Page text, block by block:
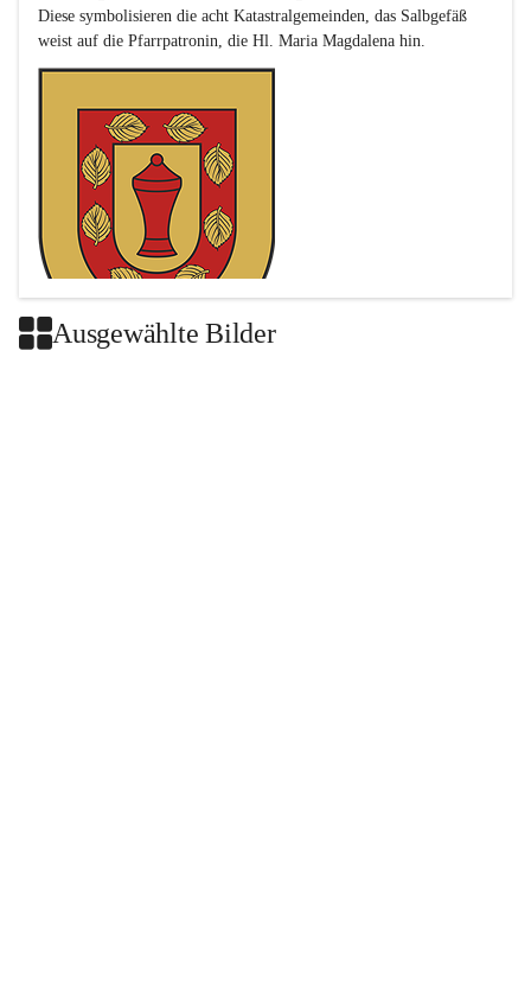
Diese symbolisieren die acht Katastralgemeinden, das Salbgefäß
Ausgewählte Bilder